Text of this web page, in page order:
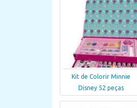
Kit de Colorir Minnie
Disney 52 peças